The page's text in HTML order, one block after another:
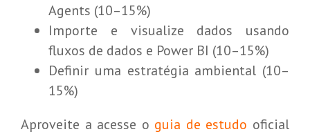
Agents (10–15%)
Importe e visualize dados usando
fluxos de dados e Power BI (10–15%)
Definir uma estratégia ambiental (10–
15%)
Aproveite a acesse o guia de estudo oficial